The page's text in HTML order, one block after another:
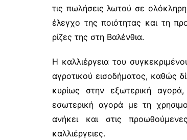
τις πωλήσεις λωτού σε
έλεγχο της ποιότητας και τη
ρίζες της στη Βαλένθια.
Η καλλιέργεια του
αγροτικού εισοδήματος, καθώς
κυρίως στην εξωτερική
εσωτερική αγορά με τη
ανήκει και στις
καλλιέργειες.